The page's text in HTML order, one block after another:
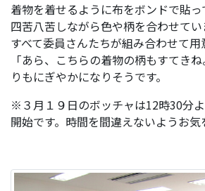
着物を着せるように布をボンドで貼
四苦八苦しながら色や柄を合わせて
すべて委員さんたちが組み合わせて用
「あら、こちらの着物の柄もすてき
りもにぎやかになりそうです。
※３月１９日のボッチャは12時30分
開始です。時間を間違えないようお気